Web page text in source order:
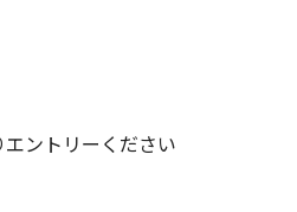
ントリーください